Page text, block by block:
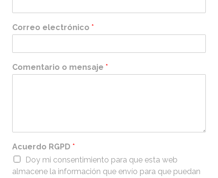
Correo electrónico *
Comentario o mensaje *
Acuerdo RGPD *
Doy mi consentimiento para que esta web
almacene la información que envío para que puedan